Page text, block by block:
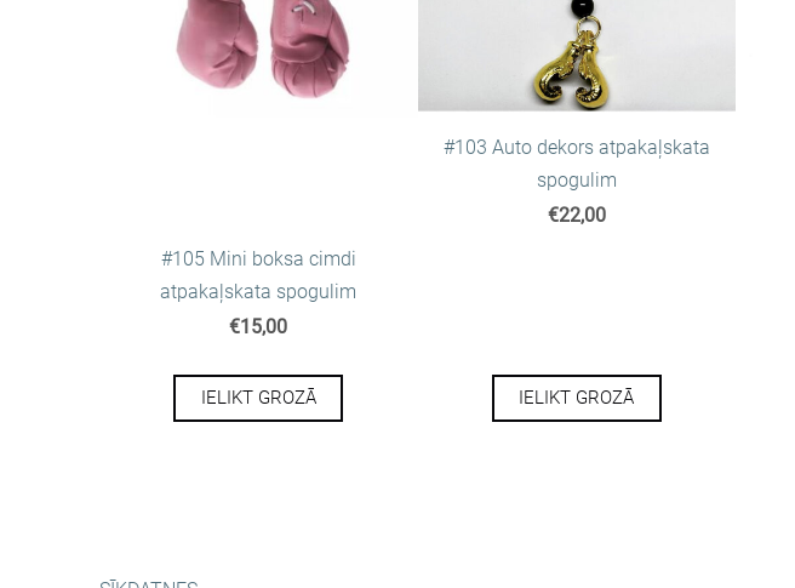
#105 Mini boksa cimdi
atpakaļskata spogulim
€15,00
IELIKT GROZĀ
#103 Auto dekors atpakaļskata
spogulim
€22,00
IELIKT GROZĀ